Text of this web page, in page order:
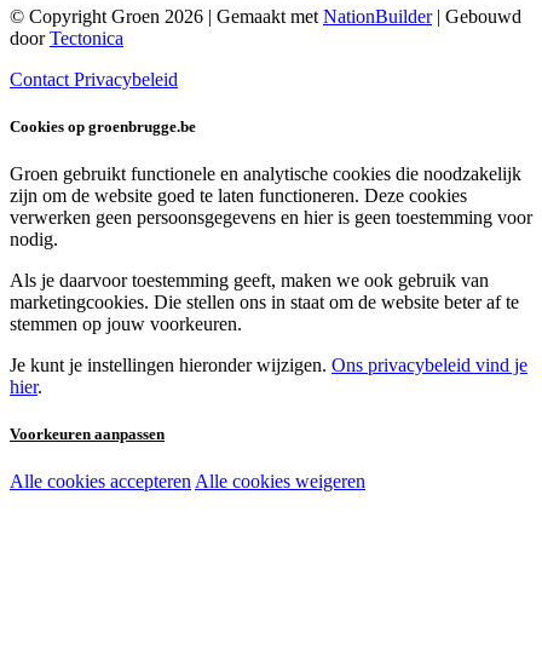
© Copyright Groen 2026 | Gemaakt met NationBuilder| Gebouwd
doorTectonica
Contact Privacybeleid
Cookies op groenbrugge.be
Groen gebruikt functionele en analytische cookies die noodzakelijk
zijn om de website goed te laten functioneren. Deze cookies
verwerken geen persoonsgegevens en hier is geen toestemming voor
nodig.
Als je daarvoor toestemming geeft, maken we ook gebruik van
marketingcookies. Die stellen ons in staat om de website beter af te
stemmen op jouw voorkeuren.
Je kunt je instellingen hieronder wijzigen. Ons privacybeleid vind je
hier.
Voorkeuren aanpassen
Noodzakelijke cookies:
Alle cookies accepteren Alle cookies weigeren